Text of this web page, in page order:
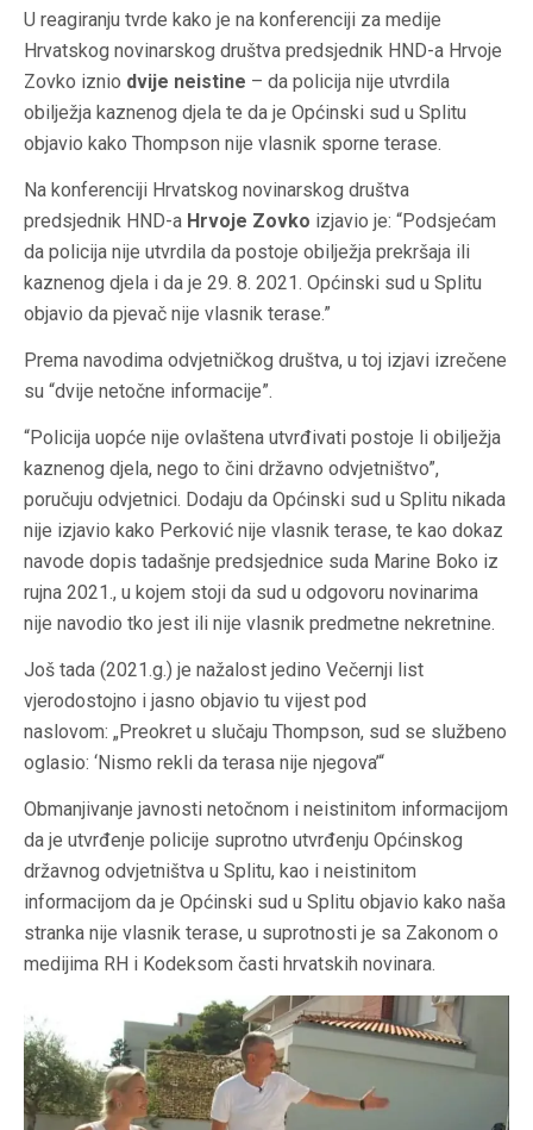
U reagiranju tvrde kako je na konferenciji za medije
Hrvatskog novinarskog društva predsjednik HND-a Hrvoje
Zovko iznio dvije neistine – da policija nije utvrdila
obilježja kaznenog djela te da je Općinski sud u Splitu
objavio kako Thompson nije vlasnik sporne terase.
Na konferenciji Hrvatskog novinarskog društva
predsjednik HND-a Hrvoje Zovko izjavio je: “Podsjećam
da policija nije utvrdila da postoje obilježja prekršaja ili
kaznenog djela i da je 29. 8. 2021. Općinski sud u Splitu
objavio da pjevač nije vlasnik terase.”
Prema navodima odvjetničkog društva, u toj izjavi izrečene
su “dvije netočne informacije”.
“Policija uopće nije ovlaštena utvrđivati postoje li obilježja
kaznenog djela, nego to čini državno odvjetništvo”,
poručuju odvjetnici. Dodaju da Općinski sud u Splitu nikada
nije izjavio kako Perković nije vlasnik terase, te kao dokaz
navode dopis tadašnje predsjednice suda Marine Boko iz
rujna 2021., u kojem stoji da sud u odgovoru novinarima
nije navodio tko jest ili nije vlasnik predmetne nekretnine.
Još tada (2021.g.) je nažalost jedino Večernji list
vjerodostojno i jasno objavio tu vijest pod
naslovom: „Preokret u slučaju Thompson, sud se službeno
oglasio: ‘Nismo rekli da terasa nije njegova’“
Obmanjivanje javnosti netočnom i neistinitom informacijom
da je utvrđenje policije suprotno utvrđenju Općinskog
državnog odvjetništva u Splitu, kao i neistinitom
informacijom da je Općinski sud u Splitu objavio kako naša
stranka nije vlasnik terase, u suprotnosti je sa Zakonom o
medijima RH i Kodeksom časti hrvatskih novinara.